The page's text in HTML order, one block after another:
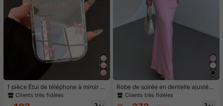
1 pièce Étui de téléphone à miroir ro
se minimaliste, style fille avec motif
Clients très fidèles
Robe de soirée en dentelle ajustée,
élégante et romantique pour femme
Clients très fidèles